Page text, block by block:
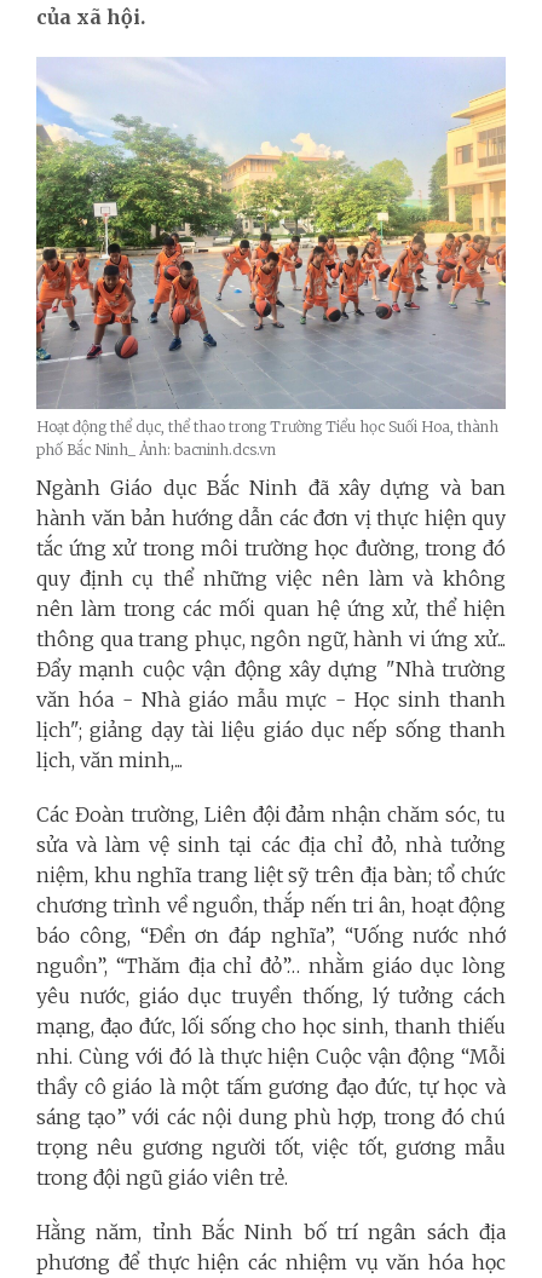
của xã hội.
Hoạt động thể dục, thể thao trong Trường Tiểu học Suối Hoa, thành
phố Bắc Ninh_ Ảnh: bacninh.dcs.vn
Ngành Giáo dục Bắc Ninh đã xây dựng và ban
hành văn bản hướng dẫn các đơn vị thực hiện quy
tắc ứng xử trong môi trường học đường, trong đó
quy định cụ thể những việc nên làm và không
nên làm trong các mối quan hệ ứng xử, thể hiện
thông qua trang phục, ngôn ngữ, hành vi ứng xử...
Đẩy mạnh cuộc vận động xây dựng "Nhà trường
văn hóa - Nhà giáo mẫu mực - Học sinh thanh
lịch"; giảng dạy tài liệu giáo dục nếp sống thanh
lịch, văn minh,...
Các Đoàn trường, Liên đội đảm nhận chăm sóc, tu
sửa và làm vệ sinh tại các địa chỉ đỏ, nhà tưởng
niệm, khu nghĩa trang liệt sỹ trên địa bàn; tổ chức
chương trình về nguồn, thắp nến tri ân, hoạt động
báo công, “Đền ơn đáp nghĩa”, “Uống nước nhớ
nguồn”, “Thăm địa chỉ đỏ”… nhằm giáo dục lòng
yêu nước, giáo dục truyền thống, lý tưởng cách
mạng, đạo đức, lối sống cho học sinh, thanh thiếu
nhi. Cùng với đó là thực hiện Cuộc vận động “Mỗi
thầy cô giáo là một tấm gương đạo đức, tự học và
sáng tạo” với các nội dung phù hợp, trong đó chú
trọng nêu gương người tốt, việc tốt, gương mẫu
trong đội ngũ giáo viên trẻ.
Hằng năm, tỉnh Bắc Ninh bố trí ngân sách địa
phương để thực hiện các nhiệm vụ văn hóa học